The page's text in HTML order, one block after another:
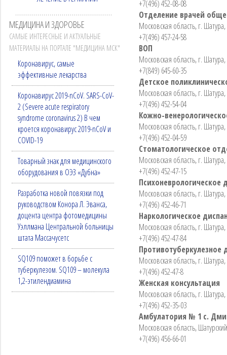
+7(496) 452-08-08
Отделение врачей
Московская область, г.
+7(496) 457-24-58
ВОП
Московская область, г.
+7(849) 645-60-35
Детское
Московская область, г.
+7(496) 452-54-04
Кожно-
Московская область, г.
+7(496) 452-04-59
Стоматологическое
Московская область, г.
+7(496) 452-47-15
Психоневрологическое
Московская область, г.
+7(496) 452-46-71
Наркологическое
Московская область, г.
+7(496) 452-47-84
Противотуберкулезное
Московская область, г.
+7(496) 452-47-8
Женская консультация
Московская область, г.
+7(496) 452-35-03
Амбулатория № 1 с.
Московская область,
+7(496) 456-66-01
МЕДИЦИНА И ЗДОРОВЬЕ
САМЫЕ ИНТЕРЕСНЫЕ И АКТУАЛЬНЫЕ
МАТЕРИАЛЫ НА ПОРТАЛЕ "МЕДИЦИНА МСК"
Коронавирус, самые
эффективные лекарства
Коронавирус 2019-nCoV. SARS-CoV-
2 (Severe acute respiratory
syndrome coronavirus 2) В чем
кроется коронавирус 2019-nCoV и
COVID-19
Товарный знак для медицинского
оборудования в ОЭЗ «Дубна»
Разработка новой повязки под
руководством Конора Л. Эванса,
доцента центра фотомедицины
Уэллмана Центральной больницы
штата Массачусетс
SQ109 поможет в борьбе с
туберкулезом. SQ109 – молекула
1,2-этилендиамина